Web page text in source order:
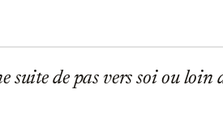
suite de pas vers soi ou loin